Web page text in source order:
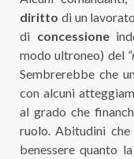
diritto di un
di concessione
modo ultroneo) del
Sembrerebbe che
con alcuni
al grado che
ruolo. Abitudini
benessere quanto